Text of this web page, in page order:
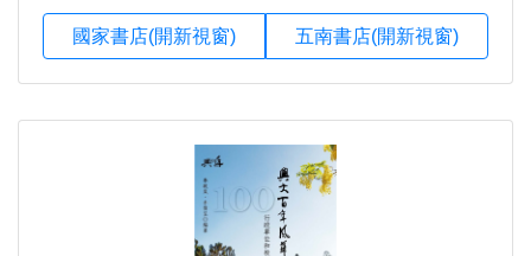
國家書店(開新視窗) 五南書店(開新視窗)